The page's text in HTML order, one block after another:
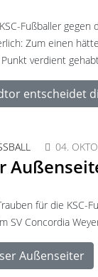
Fußballer gegen
Zum einen
verdient
entscheidet
04.
für die KSC-
SV Concordia
Außenseiter